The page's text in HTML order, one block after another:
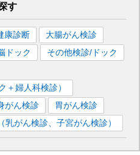
す
康診断
大腸がん検診
ドック
その他検診/ドック
＋婦人科検診）
がん検診
胃がん検診
乳がん検診、子宮がん検診）